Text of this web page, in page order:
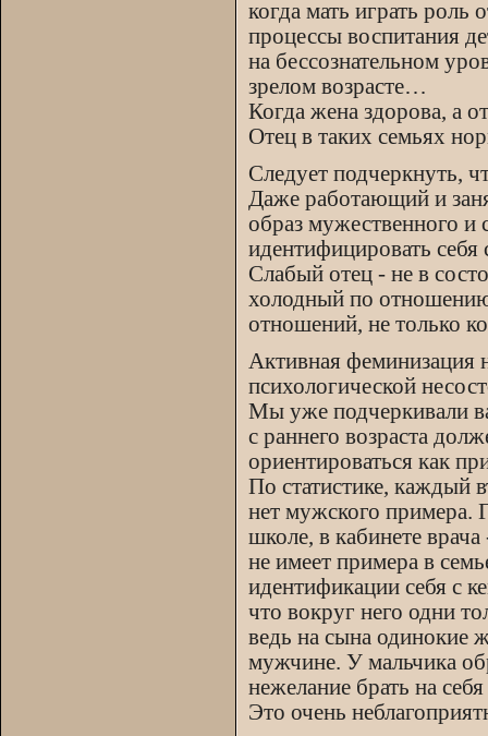
когда мать играть роль
процессы воспитания
на бессознательном
зрелом возрасте…
Когда жена здорова, а
Отец в таких семьях
Следует подчеркнуть,
Даже работающий и
образ мужественного и
идентифицировать себя
Слабый отец - не в
холодный по
отношений, не только
Активная феминизация
психологической
Мы уже подчеркивали
с раннего возраста
ориентироваться как
По статистике, каждый
нет мужского примера.
школе, в кабинете
не имеет примера в
идентификации себя с
что вокруг него одни
ведь на сына одинокие
мужчине. У мальчика
нежелание брать на
Это очень